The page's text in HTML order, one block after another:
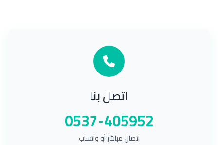
اتصل بنا
‎0537-405952‎
اتصال مباشر أو واتساب